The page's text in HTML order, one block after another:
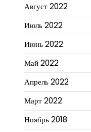
Август 2022
Июль 2022
Июнь 2022
Май 2022
Апрель 2022
Март 2022
Ноябрь 2018